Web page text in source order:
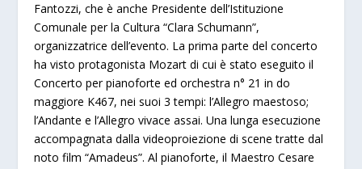
Fantozzi, che è anche Presidente dell’Istituzione
Comunale per la Cultura “Clara Schumann”,
organizzatrice dell’evento. La prima parte del concerto
ha visto protagonista Mozart di cui è stato eseguito il
Concerto per pianoforte ed orchestra n° 21 in do
maggiore K467, nei suoi 3 tempi: l’Allegro maestoso;
l’Andante e l’Allegro vivace assai. Una lunga esecuzione
accompagnata dalla videoproiezione di scene tratte dal
noto film “Amadeus”. Al pianoforte, il Maestro Cesare